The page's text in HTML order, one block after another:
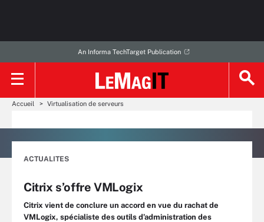
An Informa TechTarget Publication
Accueil Virtualisation de serveurs
ACTUALITES
Citrix s’offre VMLogix
Citrix vient de conclure un accord en vue du rachat de
VMLogix, spécialiste des outils d’administration des